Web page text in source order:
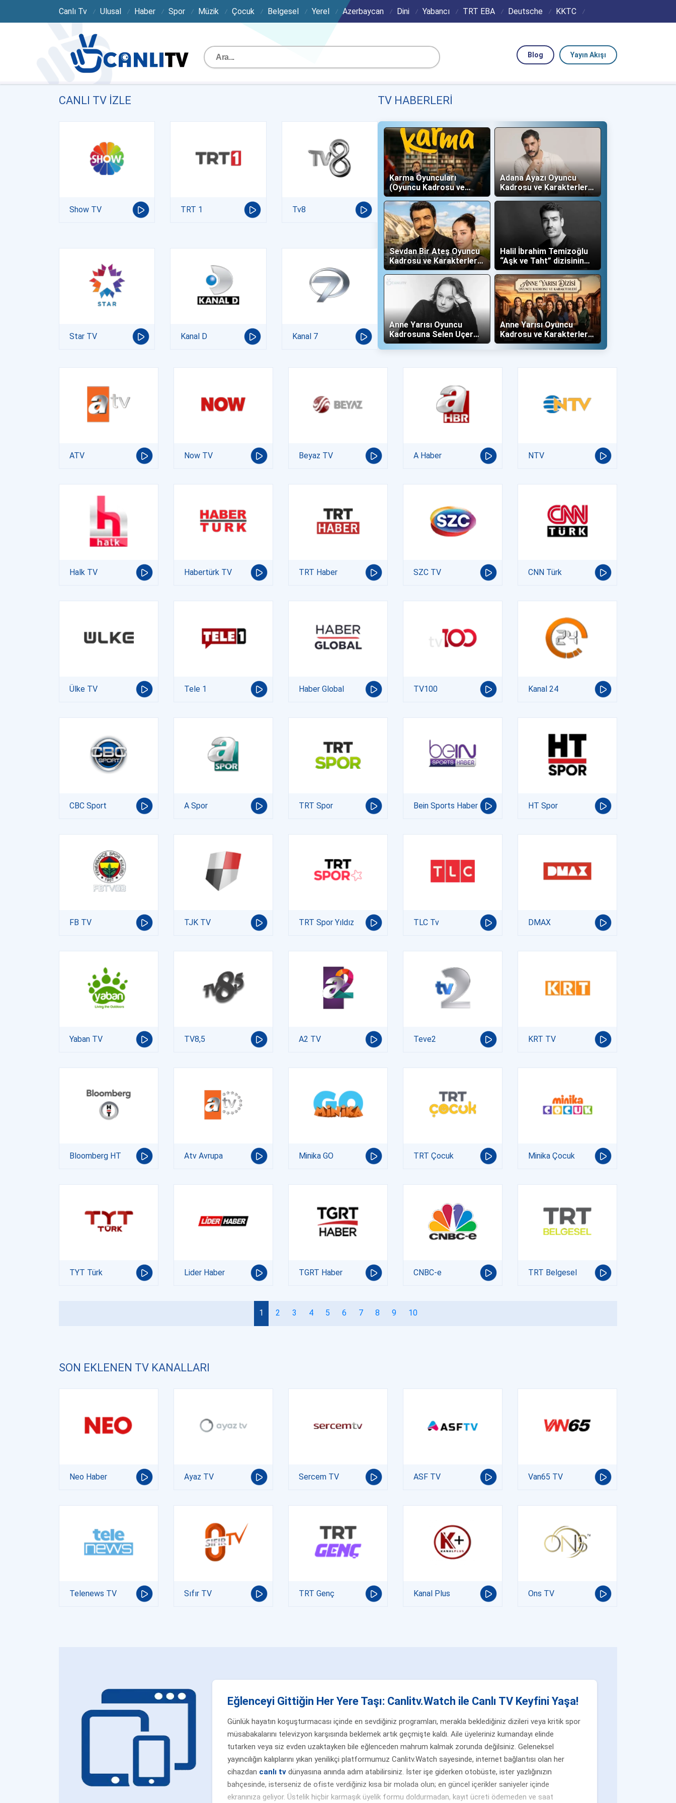
Canlı Tv Ulusal Haber Spor Müzik Çocuk Belgesel Yerel Azerbaycan Dini Yabancı TRT EBA Deutsche KKTC
Yayın Akışı
Blog
CANLI TV IZLE
Show TV TRT 1 Tv8
Star TV Kanal D Kanal 7
TV HABERLERI
Karma Oyuncuları
(Oyuncu Kadrosu ve
Karakterleri)
Adana Ayazı Oyuncu
Kadrosu ve Karakterleri
(Now TV)
Sevdan Bir Ateş Oyuncu
Kadrosu ve Karakterleri
(Show TV)
Halil İbrahim Temizoğlu
“Aşk ve Taht” dizisinin
Yalboğan'ı Oldu
Anne Yarısı Oyuncu
Kadrosuna Selen Uçer
"Altın" Karakteri İle Dahil
Anne Yarısı Oyuncu
Kadrosu ve Karakterleri
(Now TV)
ATV Now TV Beyaz TV A Haber NTV
Halk TV Habertürk TV TRT Haber SZC TV CNN Türk
Ülke TV Tele 1 Haber Global TV100 Kanal 24
CBC Sport A Spor TRT Spor Bein Sports Haber HT Spor
FB TV TJK TV TRT Spor Yıldız TLC Tv DMAX
Yaban TV TV8,5 A2 TV Teve2 KRT TV
Bloomberg HT Atv Avrupa Minika GO TRT Çocuk Minika Çocuk
TYT Türk Lider Haber TGRT Haber CNBC-e TRT Belgesel
1 2 3 4 5 6 7 8 9 10
SON EKLENEN TV KANALLARI
Neo Haber Ayaz TV Sercem TV ASF TV Van65 TV
Telenews TV Sıfır TV TRT Genç Kanal Plus Ons TV
Eğlenceyi Gittiğin Her Yere Taşı: Canlitv.Watch ile Canlı TV Keyfini Yaşa!
Günlük hayatın koşuşturmacası içinde en sevdiğiniz programları, merakla beklediğiniz dizileri veya kritik spor
müsabakalarını televizyon karşısında beklemek artık geçmişte kaldı. Aile üyeleriniz kumandayı elinde
tutarken veya siz evden uzaktayken bile eğlenceden mahrum kalmak zorunda değilsiniz. Geleneksel
yayıncılığın kalıplarını yıkan yenilikçi platformumuz Canlitv.Watch sayesinde, internet bağlantısı olan her
cihazdan canlı tv dünyasına anında adım atabilirsiniz. İster işe giderken otobüste, ister yazlığınızın
bahçesinde, isterseniz de ofiste verdiğiniz kısa bir molada olun; en güncel içerikler saniyeler içinde
ekranınıza geliyor. Üstelik hiçbir karmaşık üyelik formu doldurmadan, kayıt ücreti ödemeden ve saat